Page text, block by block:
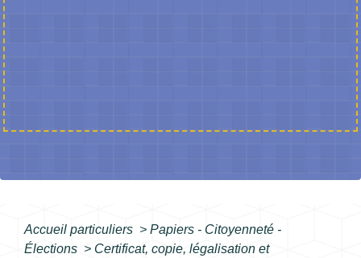
Accueil particuliers > Papiers - Citoyenneté -
Élections > Certificat, copie, légalisation et